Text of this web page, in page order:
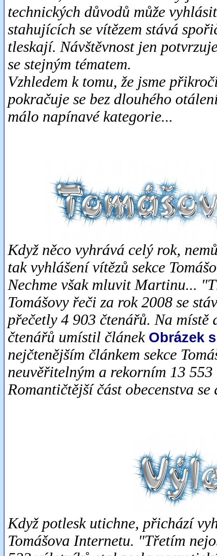
technických důvodů může
stahujících se vítězem stává
tleskají. Návštěvnost jen
se stejným tématem.
Vzhledem k tomu, že jsme
pokračuje se bez dlouhého
málo napínavé kategorie...
Když něco vyhrává celý rok,
tak vyhlášení vítězů sekce
Nechme však mluvit Martinu...
Tomášovy řeči za rok 2008 se
přečetly 4 903 čtenářů. Na místě
čtenářů umístil článek Obrázek
nejčtenějším článkem sekce
neuvěřitelným a rekorním 13
Romantičtější část obecenstva se
Když potlesk utichne, přichází
Tomášova Internetu. "Třetím